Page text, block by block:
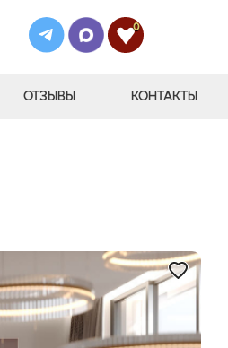
0
ОТЗЫВЫ КОНТАКТЫ